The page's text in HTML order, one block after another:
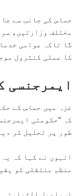
حماس کی جانب سے
مختلف وزارتیں،
گا تاکہ عوامی
کا عملی کنٹرول
ایمرجنسی
غزہ میں حماس کے
کہ "حکومتی
طور پر تحلیل کر
انہوں نے کہا کہ
منظم منتقلی کو
اسماعیل الثوابتہ